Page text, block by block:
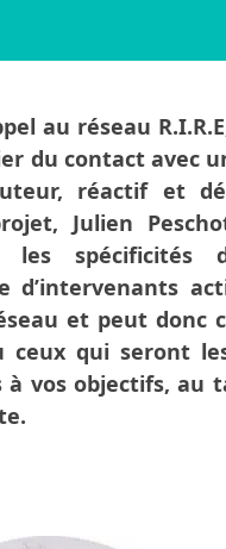
au réseau
du contact avec
réactif et
Julien
les spécificités
d’intervenants
et peut donc
ceux qui seront
à vos objectifs, au